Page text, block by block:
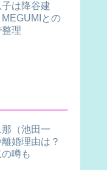
は降谷建
との
理
（池田一
婚理由は？
噂も